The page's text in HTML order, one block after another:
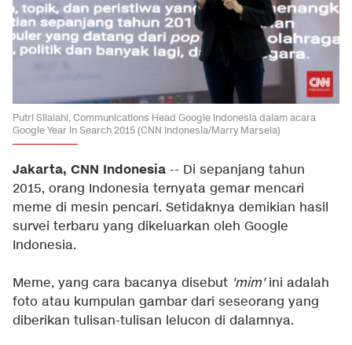
Putri Silalahi, Communications Head Google Indonesia dalam acara
Google Year in Search 2015 (CNN Indonesia/Marry Marsela)
Jakarta, CNN Indonesia -- Di sepanjang tahun
2015, orang Indonesia ternyata gemar mencari
meme di mesin pencari. Setidaknya demikian hasil
survei terbaru yang dikeluarkan oleh Google
Indonesia.
Meme, yang cara bacanya disebut 'mim'ini adalah
foto atau kumpulan gambar dari seseorang yang
diberikan tulisan-tulisan lelucon di dalamnya.